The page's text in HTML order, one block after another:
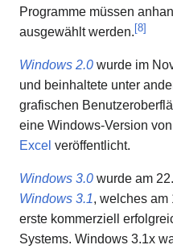
Programme müssen
ausgewählt werden. [8]
Windows 2.0 wurde im
und beinhaltete unter
grafischen
eine Windows-Version von
Excel veröffentlicht.
Windows 3.0 wurde am
Windows 3.1, welches am
erste kommerziell
Systems. Windows 3.1x